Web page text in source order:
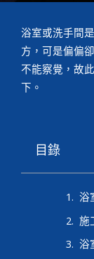
浴室或洗手間
方，可是偏偏
不能察覺，故
下。
目錄
浴
施
浴